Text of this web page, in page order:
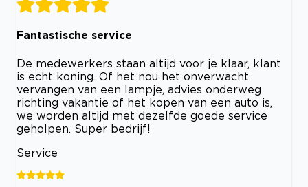
Fantastische service
De medewerkers staan altijd voor je klaar, klant
is echt koning. Of het nou het onverwacht
vervangen van een lampje, advies onderweg
richting vakantie of het kopen van een auto is,
we worden altijd met dezelfde goede service
geholpen. Super bedrijf!
Service